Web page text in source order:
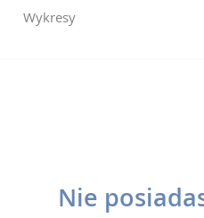
Wykresy
Nie